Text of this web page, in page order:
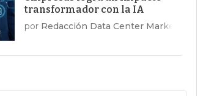
transformador con la IA
por Redacción Data Center Market